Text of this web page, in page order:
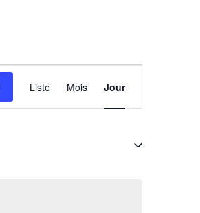
de
Évènement
Liste Mois Jour